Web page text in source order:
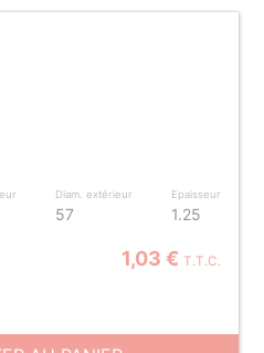
Diam. extérieur
57
Epaisseur
1.25
1,03 € T.T.C.